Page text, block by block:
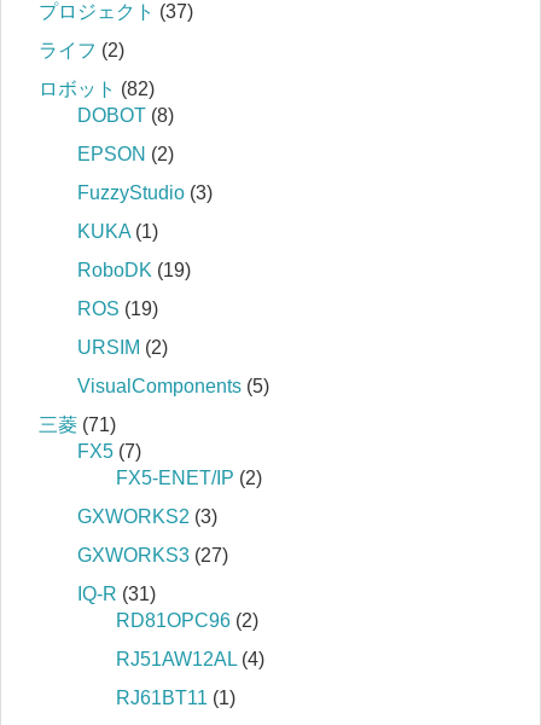
プロジェクト (37)
ライフ (2)
ロボット (82)
DOBOT (8)
EPSON (2)
FuzzyStudio (3)
KUKA (1)
RoboDK (19)
ROS (19)
URSIM (2)
VisualComponents (5)
三菱 (71)
FX5 (7)
FX5-ENET/IP (2)
GXWORKS2 (3)
GXWORKS3 (27)
IQ‐R (31)
RD81OPC96 (2)
RJ51AW12AL (4)
RJ61BT11 (1)